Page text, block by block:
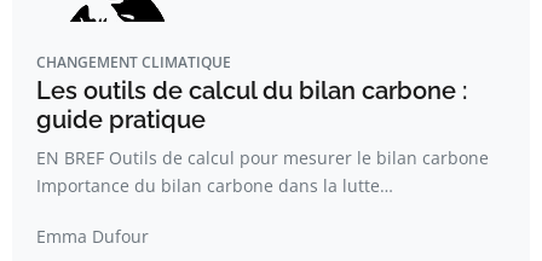
CHANGEMENT CLIMATIQUE
Les outils de calcul du bilan carbone :
guide pratique
EN BREF Outils de calcul pour mesurer le bilan carbone
Importance du bilan carbone dans la lutte…
Emma Dufour